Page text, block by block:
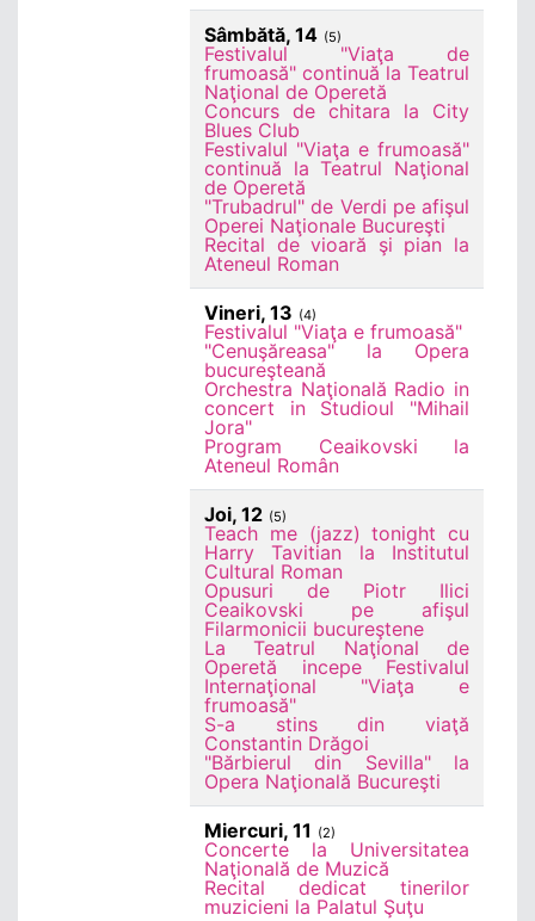
Sâmbătă, 14 (5)
Festivalul "Viaţa de
frumoasă" continuă la Teatrul
Naţional de Operetă
Concurs de chitara la City
Blues Club
Festivalul "Viaţa e frumoasă"
continuă la Teatrul Naţional
de Operetă
"Trubadrul" de Verdi pe afişul
Operei Naţionale Bucureşti
Recital de vioară şi pian la
Ateneul Roman
Vineri, 13 (4)
Festivalul "Viaţa e frumoasă"
"Cenuşăreasa" la Opera
bucureşteană
Orchestra Naţională Radio in
concert in Studioul "Mihail
Jora"
Program Ceaikovski la
Ateneul Român
Joi, 12 (5)
Teach me (jazz) tonight cu
Harry Tavitian la Institutul
Cultural Roman
Opusuri de Piotr Ilici
Ceaikovski pe afişul
Filarmonicii bucureştene
La Teatrul Naţional de
Operetă incepe Festivalul
Internaţional "Viaţa e
frumoasă"
S-a stins din viaţă
Constantin Drăgoi
"Bărbierul din Sevilla" la
Opera Naţională Bucureşti
Miercuri, 11 (2)
Concerte la Universitatea
Naţională de Muzică
Recital dedicat tinerilor
muzicieni la Palatul Şuţu